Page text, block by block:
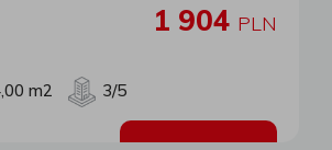
dla biur nieruchomości ASARI CRM
1 904 PLN
m2 3/5